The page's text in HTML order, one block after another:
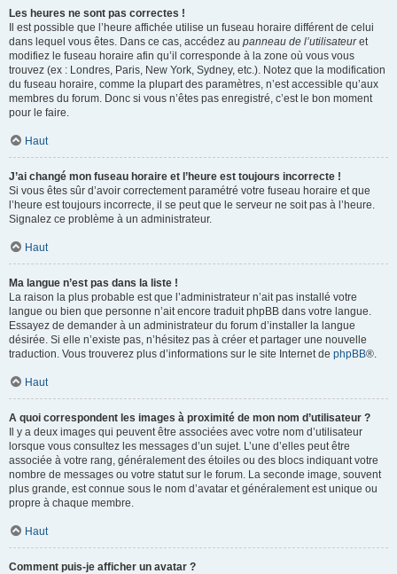
Les heures ne sont pas correctes !
Il est possible que l’heure affichée utilise un fuseau horaire différent de celui
dans lequel vous êtes. Dans ce cas, accédez au panneau de l’utilisateuret
modifiez le fuseau horaire afin qu’il corresponde à la zone où vous vous
trouvez (ex : Londres, Paris, New York, Sydney, etc.). Notez que la modification
du fuseau horaire, comme la plupart des paramètres, n’est accessible qu’aux
membres du forum. Donc si vous n’êtes pas enregistré, c’est le bon moment
pour le faire.
Haut
J’ai changé mon fuseau horaire et l’heure est toujours incorrecte !
Si vous êtes sûr d’avoir correctement paramétré votre fuseau horaire et que
l’heure est toujours incorrecte, il se peut que le serveur ne soit pas à l’heure.
Signalez ce problème à un administrateur.
Haut
Ma langue n’est pas dans la liste !
La raison la plus probable est que l’administrateur n’ait pas installé votre
langue ou bien que personne n’ait encore traduit phpBB dans votre langue.
Essayez de demander à un administrateur du forum d’installer la langue
désirée. Si elle n’existe pas, n’hésitez pas à créer et partager une nouvelle
traduction. Vous trouverez plus d’informations sur le site Internet de phpBB®.
Haut
A quoi correspondent les images à proximité de mon nom d’utilisateur ?
Il y a deux images qui peuvent être associées avec votre nom d’utilisateur
lorsque vous consultez les messages d’un sujet. L’une d’elles peut être
associée à votre rang, généralement des étoiles ou des blocs indiquant votre
nombre de messages ou votre statut sur le forum. La seconde image, souvent
plus grande, est connue sous le nom d’avatar et généralement est unique ou
propre à chaque membre.
Haut
Comment puis-je afficher un avatar ?